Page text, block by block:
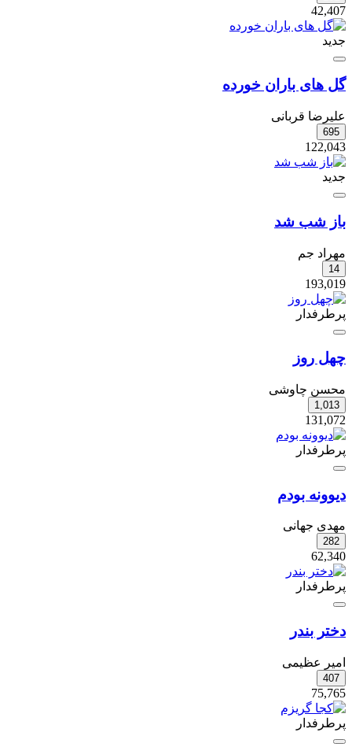
42,407
جدید
گل های باران خورده
علیرضا قربانی
695
122,043
جدید
باز شب شد
مهراد جم
14
193,019
پرطرفدار
چهل روز
محسن چاوشی
1,013
131,072
پرطرفدار
دیوونه بودم
مهدی جهانی
282
62,340
پرطرفدار
دختر بندر
امیر عظیمی
407
75,765
پرطرفدار